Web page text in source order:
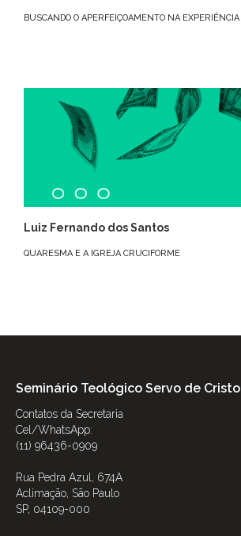
BUSCANDO O APERFEIÇOAMENTO NA EXPERIÊNCIA
Luiz Fernando dos Santos
QUARESMA E A IGREJA CRUCIFORME
Seminário Teológico Servo de Cristo
Contatos da Secretaria
Cel/WhatsApp:
(11) 96436-0909
Rua Pedra Azul, 674A
Aclimação, São Paulo
SP, 04109-000